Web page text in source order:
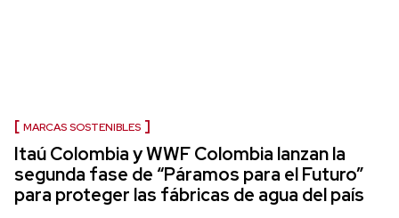
MARCAS SOSTENIBLES
Itaú Colombia y WWF Colombia lanzan la
segunda fase de “Páramos para el Futuro”
para proteger las fábricas de agua del país